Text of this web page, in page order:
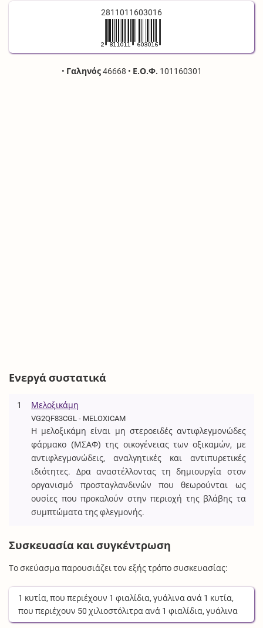
2811011603016
• Γαληνός46668 • Ε.Ο.Φ. 101160301
Ενεργά συστατικά
1 Μελοξικάμη
VG2QF83CGL - MELOXICAM
Η μελοξικάμη είναι μη στεροειδές αντιφλεγμονώδες
φάρμακο (ΜΣΑΦ) της οικογένειας των οξικαμών, με
αντιφλεγμονώδεις, αναλγητικές και αντιπυρετικές
ιδιότητες. Δρα αναστέλλοντας τη δημιουργία στον
οργανισμό προσταγλανδινών που θεωρούνται ως
ουσίες που προκαλούν στην περιοχή της βλάβης τα
συμπτώματα της φλεγμονής.
Συσκευασία και συγκέντρωση
Το σκεύασμα παρουσιάζει τον εξής τρόπο συσκευασίας:
1 κυτία, που περιέχουν 1 φιαλίδια, γυάλιναανά 1 κυτία,
που περιέχουν 50 χιλιοστόλιτραανά 1 φιαλίδια, γυάλινα